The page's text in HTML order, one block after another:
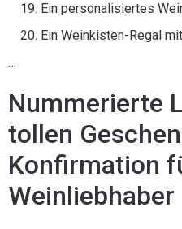
Ein personalisiertes
Ein Weinkisten-Regal
…
Nummerierte
tollen
Konfirmation
Weinliebhaber